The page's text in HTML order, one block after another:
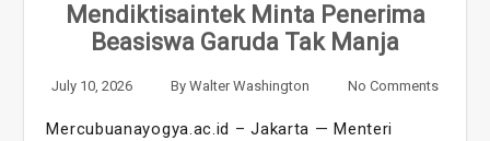
Mendiktisaintek Minta Penerima
Beasiswa Garuda Tak Manja
July 10, 2026 By Walter Washington No Comments
Mercubuanayogya.ac.id – Jakarta — Menteri